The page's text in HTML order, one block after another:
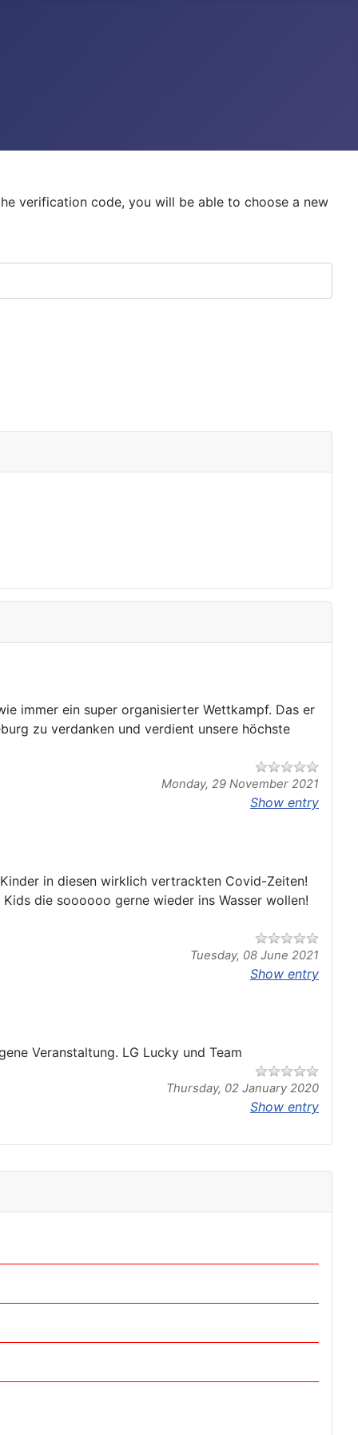
verification code, you will be able to choose a new
immer ein super organisierter Wettkampf. Das er
zu verdanken und verdient unsere höchste
Monday, 29 November 2021
Show entry
in diesen wirklich vertrackten Covid-Zeiten!
die soooooo gerne wieder ins Wasser wollen!
Tuesday, 08 June 2021
Show entry
Veranstaltung. LG Lucky und Team
Thursday, 02 January 2020
Show entry